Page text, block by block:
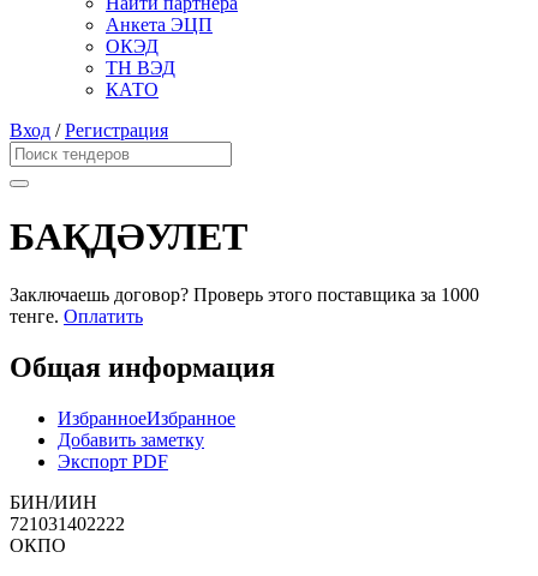
Анкета ЭЦП
ОКЭД
ТН ВЭД
КАТО
Вход /Регистрация
БАҚДӘУЛЕТ
Заключаешь договор? Проверь этого поставщика за 1000
тенге. Оплатить
Общая информация
ИзбранноеИзбранное
Добавить заметку
Экспорт PDF
БИН/ИИН
721031402222
ОКПО